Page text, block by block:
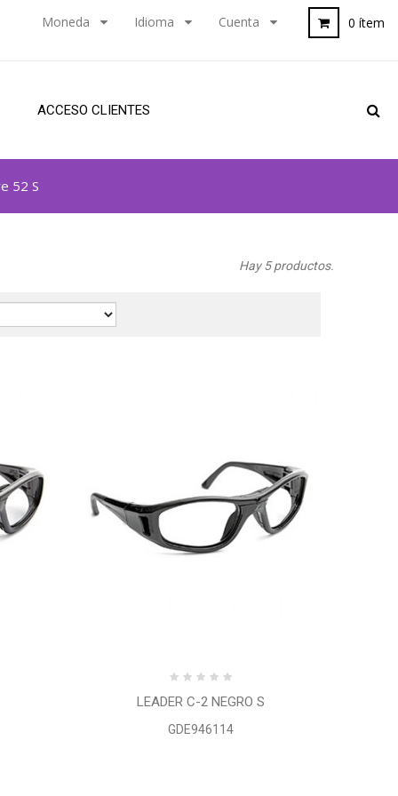
0 ítem
Cuenta
Idioma
Moneda
ACCESO CLIENTES
52 S
Hay 5 productos.
LEADER C-2 NEGRO S
GDE946114